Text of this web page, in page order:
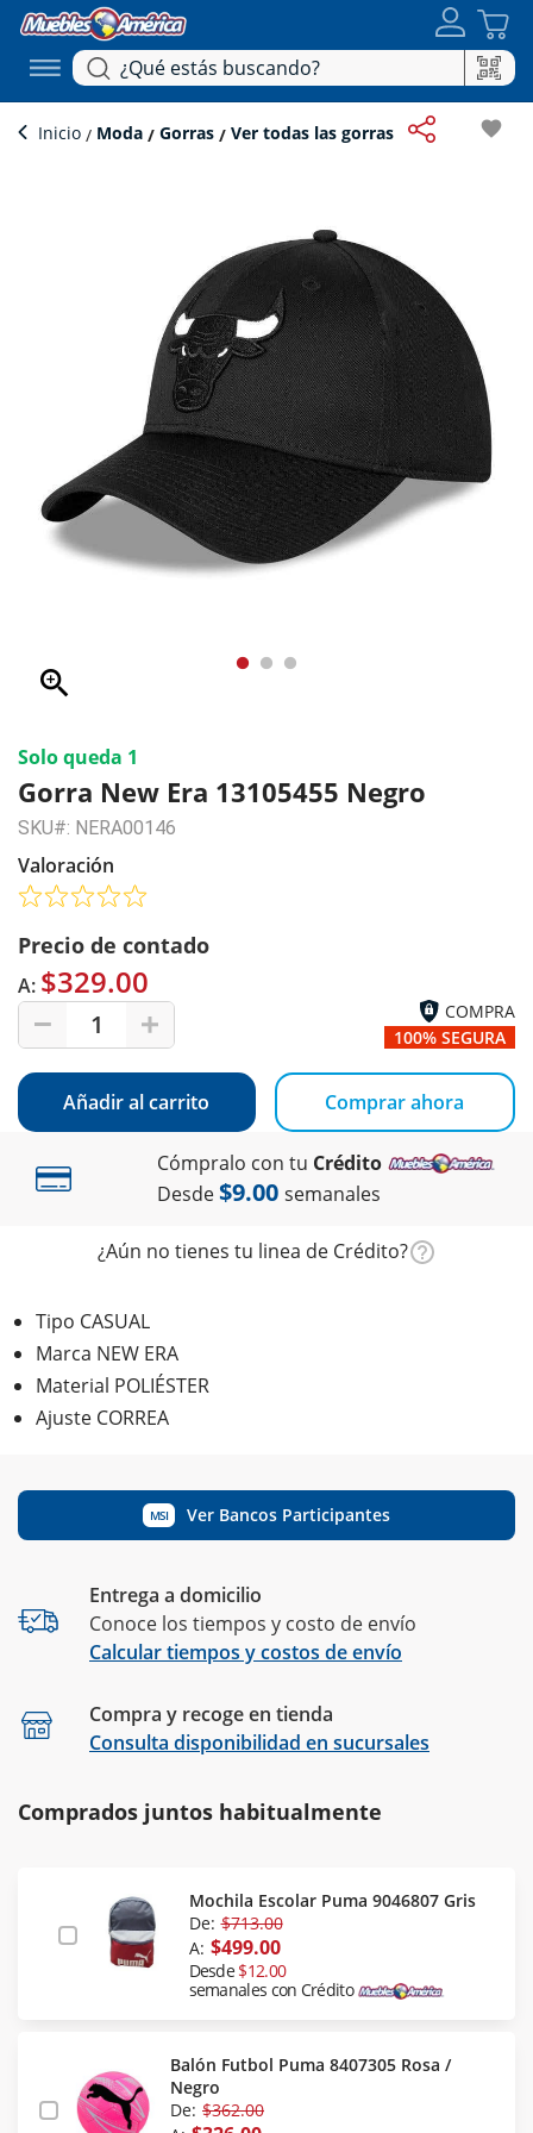
Inicio Moda Gorras Ver todas las gorras favorite
zoom_in
Solo queda 1
Gorra New Era 13105455 Negro
SKU#: NERA00146
Valoración
Precio de contado
A: $329.00
1
COMPRA
100% SEGURA
Añadir al carrito Comprar ahora
Cómpralo con tu Crédito
Desde$9.00 semanales
¿Aún no tienes tu linea de Crédito?
Tipo CASUAL
Marca NEW ERA
Material POLIÉSTER
Ajuste CORREA
MSI Ver Bancos Participantes
Entrega a domicilio
Conoce los tiempos y costo de envío
Calcular tiempos y costos de envío
Compra y recoge en tienda
Consulta disponibilidad en sucursales
Comprados juntos habitualmente
Mochila Escolar Puma 9046807 Gris
De: $713.00
A: $499.00
Desde$12.00
semanales con Crédito
Balón Futbol Puma 8407305 Rosa /
Negro
De: $362.00